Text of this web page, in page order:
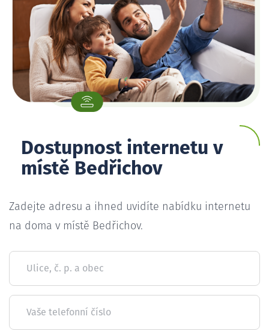
Dostupnost internetu v
místě Bedřichov
Zadejte adresu a ihned uvidíte nabídku internetu
na doma v místě Bedřichov.
Ulice, č. p. a obec
Vaše telefonní číslo